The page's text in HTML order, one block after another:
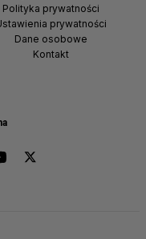
Polityka prywatności
prywatności
Dane osobowe
Kontakt